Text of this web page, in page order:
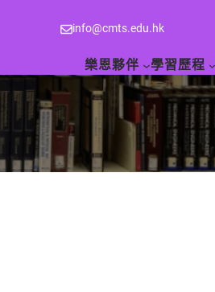
info@cmts.edu.hk
樂恩夥伴 學習歷程